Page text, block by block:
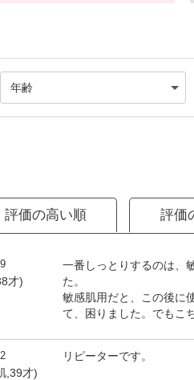
評価の高い順 評価
才)
一番しっとりするのは、
た。
敏感肌用だと、この後に
て、困りました。でもこ
,39才)
リピーターです。